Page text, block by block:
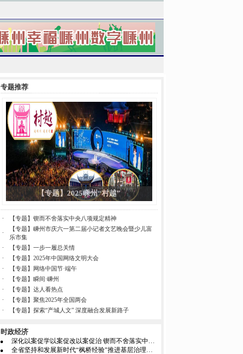
专题推荐
【专题】2025嵊州“村越”
· 【专题】锲而不舍落实中央八项规定精神
·
【专题】嵊州市庆六一第二届小记者文艺晚会暨少儿富
乐市集
·
【专题】一步一履总关情
·
【专题】2025年中国网络文明大会
·
【专题】网络中国节·端午
·
【专题】瞬间·嵊州
·
【专题】达人看热点
·
【专题】聚焦2025年全国两会
·
【专题】探索“产城人文” 深度融合发展新路子
时政经济
深化以案促学以案促改以案促治 锲而不舍落实中央八项规定精神
全省坚持和发展新时代“枫桥经验”推进基层治理体系和治理能力现代化部署会召开